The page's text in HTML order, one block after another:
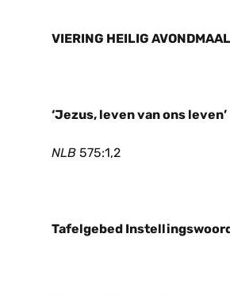
VIERING HEILIG AVONDMAAL
‘Jezus, leven van ons leven’
NLB 575:1,2
Tafelgebed